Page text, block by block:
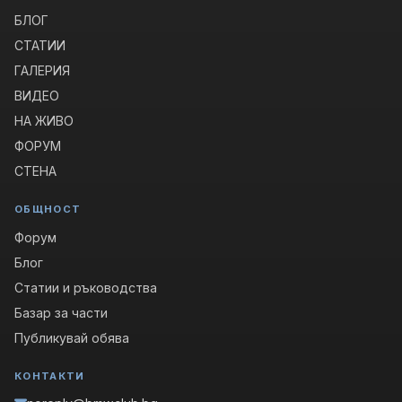
БЛОГ
СТАТИИ
ГАЛЕРИЯ
ВИДЕО
НА ЖИВО
ФОРУМ
СТЕНА
ОБЩНОСТ
Форум
Блог
Статии и ръководства
Базар за части
Публикувай обява
КОНТАКТИ